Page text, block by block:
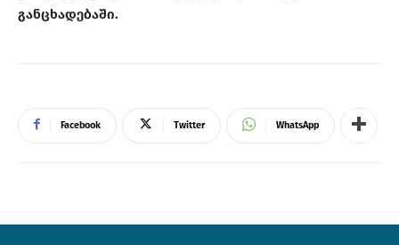
განცხადებაში.
Facebook Twitter WhatsApp